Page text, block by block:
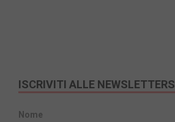
ISCRIVITI ALLE NEWSLETTERS
Nome